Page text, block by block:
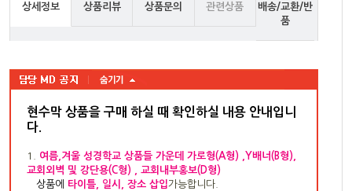
상세정보 상품리뷰 상품문의 관련상품
배송/교환/반
품
현수막 상품을 구매 하실 때 확인하실 내용 안내입니
다
1. 여름,겨울 성경학교 상품들 가운데 가로형(A형) ,Y배너(B형),
교회외벽 및 강단용(C형) , 교회내부홍보(D형)
상품에 타이틀, 일시, 장소 삽입가능합니다.